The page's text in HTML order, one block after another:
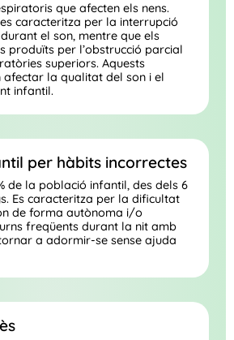
que afecten els nens.
caracteritza per la interrupció
el son, mentre que els
produïts per l’obstrucció parcial
superiors. Aquests
la qualitat del son i el
infantil.
per hàbits incorrectes
de la població infantil, des dels 6
Es caracteritza per la dificultat
de forma autònoma i/o
freqüents durant la nit amb
a adormir-se sense ajuda